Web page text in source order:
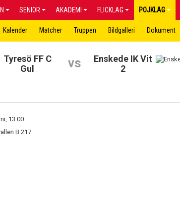
SENIOR AKADEMI FLICKLAG POJKLAG
Kalender Matcher Truppen Bildgalleri Dokument
Tyresö FF C
Gul
vs
Enskede IK Vit
2
13:00
B 217